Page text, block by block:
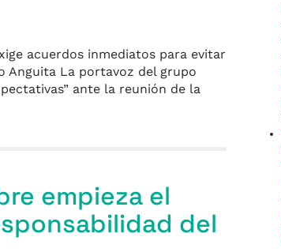
acuerdos inmediatos para evitar
Anguita La portavoz del grupo
ante la reunión de la
empieza el
del